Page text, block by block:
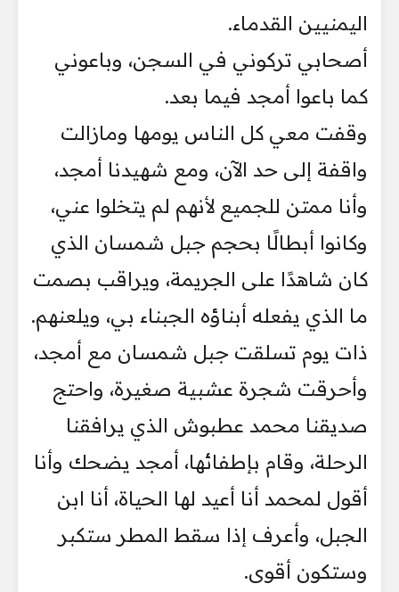
اليمنيين القدماء.
أصحابي تركوني في السجن، وباعوني
كما باعوا أمجد فيما بعد.
وقفت معي كل الناس يومها ومازالت
واقفة إلى حد الآن، ومع شهيدنا أمجد،
وأنا ممتن للجميع لأنهم لم يتخلوا عني،
وكانوا أبطالًا بحجم جبل شمسان الذي
كان شاهدًا على الجريمة، ويراقب بصمت
ما الذي يفعله أبناؤه الجبناء بي، ويلعنهم.
ذات يوم تسلقت جبل شمسان مع أمجد،
وأحرقت شجرة عشبية صغيرة، واحتج
صديقنا محمد عطبوش الذي يرافقنا
الرحلة، وقام بإطفائها، أمجد يضحك وأنا
أقول لمحمد أنا أعيد لها الحياة، أنا ابن
الجبل، وأعرف إذا سقط المطر ستكبر
وستكون أقوى.